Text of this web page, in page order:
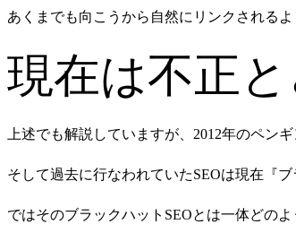
あくまでも向こうから自然にリンクされる
現在は不正
上述でも解説していますが、2012年のペン
そして過去に行なわれていたSEOは現在『
ではそのブラックハットSEOとは一体どの